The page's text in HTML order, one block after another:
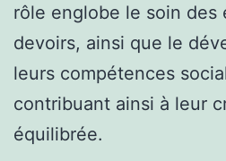
rôle englobe le soin des
devoirs, ainsi que le
leurs compétences
contribuant ainsi à leur
équilibrée.